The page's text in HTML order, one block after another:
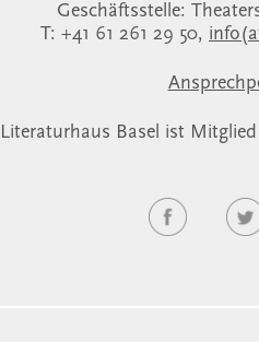
Geschäftsstelle:
T: +41 61 261 29 50,
Basel ist